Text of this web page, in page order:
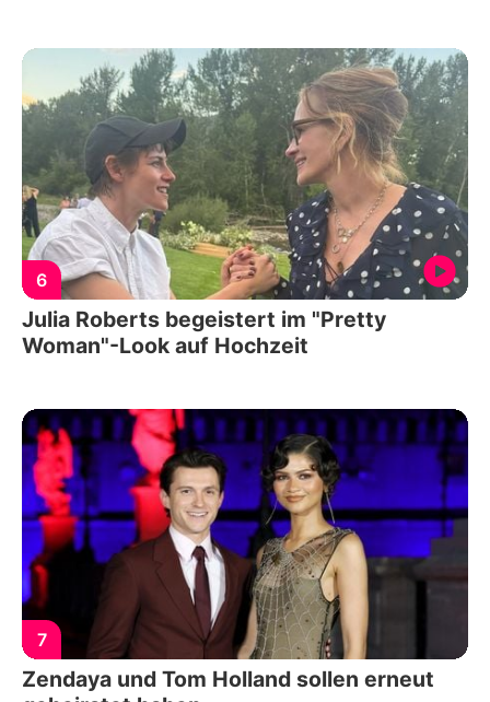
6
Julia Roberts begeistert im "Pretty
Woman"-Look auf Hochzeit
7
Zendaya und Tom Holland sollen erneut